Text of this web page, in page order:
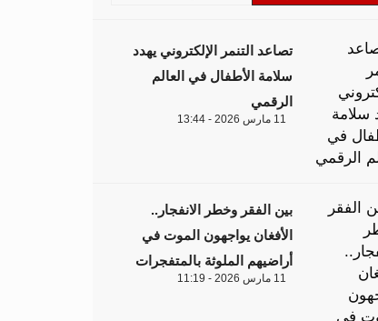
تصاعد التنمر الإلكتروني يهدد
سلامة الأطفال في العالم
الرقمي
11 مارس 2026 - 13:44
بين الفقر وخطر الانفجار..
الأفغان يواجهون الموت في
أراضيهم الملوثة بالمتفجرات
11 مارس 2026 - 11:19